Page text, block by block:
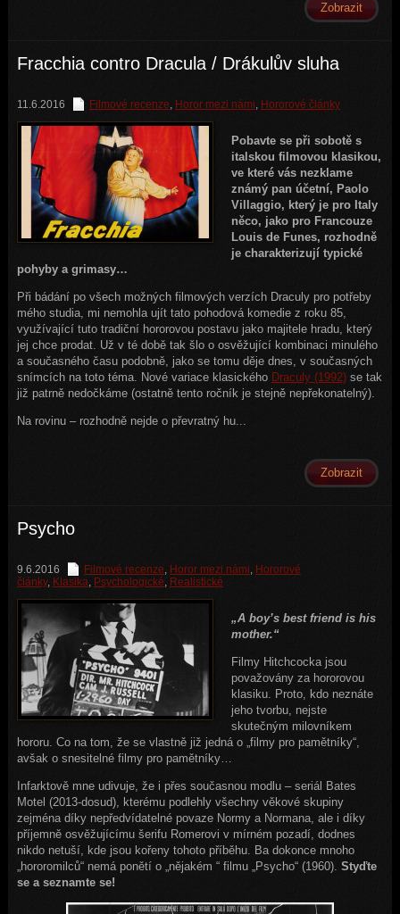
Zobrazit
Fracchia contro Dracula / Drákulův sluha
11.6.2016 Filmové recenze, Horor mezi námi, Hororové články
Pobavte se při sobotě s
italskou filmovou klasikou,
ve které vás nezklame
známý pan účetní, Paolo
Villaggio, který je pro Italy
něco, jako pro Francouze
Louis de Funes, rozhodně
je charakterizují typické
pohyby a grimasy…
Při bádání po všech možných filmových verzích Draculy pro potřeby
mého studia, mi nemohla ujít tato pohodová komedie z roku 85,
využívající tuto tradiční hororovou postavu jako majitele hradu, který
jej chce prodat. Už v té době tak šlo o osvěžující kombinaci minulého
a současného času podobně, jako se tomu děje dnes, v současných
snímcích na toto téma. Nové variace klasického Draculy (1992)se tak
již patrně nedočkáme (ostatně tento ročník je stejně nepřekonatelný).
Na rovinu – rozhodně nejde o převratný hu...
Zobrazit
Psycho
9.6.2016 Filmové recenze, Horor mezi námi, Hororové
články, Klasika, Psychologické, Realistické
„A boy’s best friend is his
mother.“
Filmy Hitchcocka jsou
považovány za hororovou
klasiku. Proto, kdo neznáte
jeho tvorbu, nejste
skutečným milovníkem
hororu. Co na tom, že se vlastně již jedná o „filmy pro pamětníky“,
avšak o snesitelné filmy pro pamětníky…
Infarktově mne udivuje, že i přes současnou modlu – seriál Bates
Motel (2013-dosud), kterému podlehly všechny věkové skupiny
zejména díky nepředvídatelné povaze Normy a Normana, ale i díky
příjemně osvěžujícímu šerifu Romerovi v mírném pozadí, dodnes
nikdo netuší, kde jsou kořeny tohoto příběhu. Ba dokonce mnoho
„hororomilců“ nemá ponětí o „nějakém “ filmu „Psycho“ (1960). Styďte
se a seznamte se!